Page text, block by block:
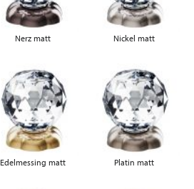
Nerz matt Nickel matt
Edelmessing matt Platin matt